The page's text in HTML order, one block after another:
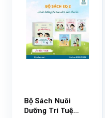
Bộ Sách Nuôi
Dưỡng Trí Tuệ